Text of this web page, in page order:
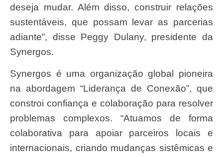
deseja mudar. Além disso, construir relações
sustentáveis, que possam levar as parcerias
adiante”, disse Peggy Dulany, presidente da
Synergos.
Synergos é uma organização global pioneira
na abordagem “Liderança de Conexão”, que
constroi confiança e colaboração para resolver
problemas complexos. “Atuamos de forma
colaborativa para apoiar parceiros locais e
internacionais, criando mudanças sistêmicas e